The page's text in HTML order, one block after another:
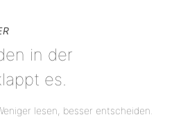
in der
es.
lesen, besser entscheiden.